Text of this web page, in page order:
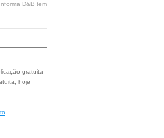
D&B tem
gratuita
hoje